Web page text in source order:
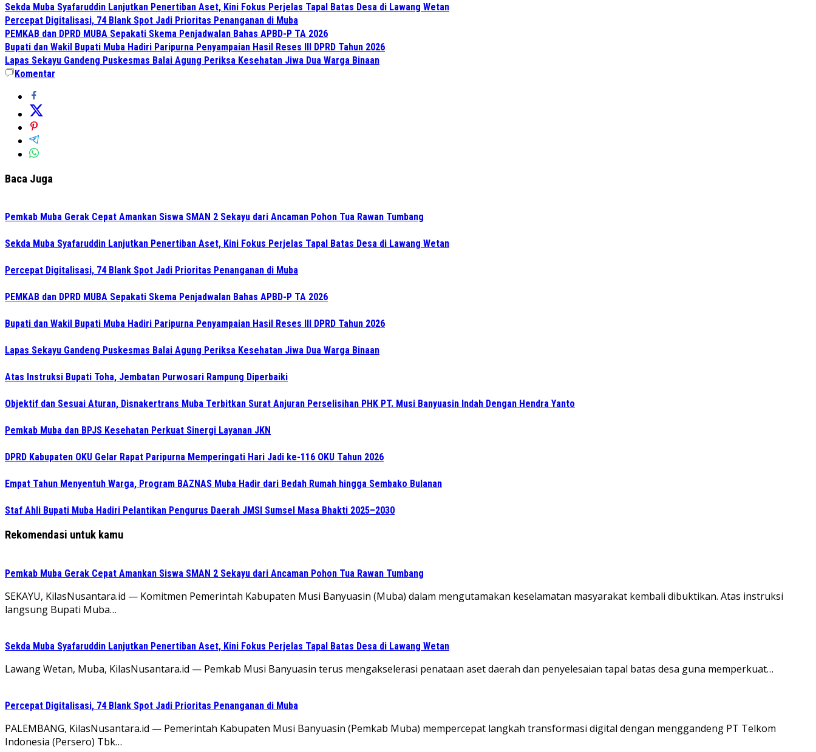
Sekda Muba Syafaruddin Lanjutkan Penertiban Aset, Kini Fokus Perjelas Tapal Batas Desa di Lawang Wetan
Percepat Digitalisasi, 74 Blank Spot Jadi Prioritas Penanganan di Muba
PEMKAB dan DPRD MUBA Sepakati Skema Penjadwalan Bahas APBD-P TA 2026
Bupati dan Wakil Bupati Muba Hadiri Paripurna Penyampaian Hasil Reses III DPRD Tahun 2026
Lapas Sekayu Gandeng Puskesmas Balai Agung Periksa Kesehatan Jiwa Dua Warga Binaan
Komentar
Baca Juga
Pemkab Muba Gerak Cepat Amankan Siswa SMAN 2 Sekayu dari Ancaman Pohon Tua Rawan Tumbang
Sekda Muba Syafaruddin Lanjutkan Penertiban Aset, Kini Fokus Perjelas Tapal Batas Desa di Lawang Wetan
Percepat Digitalisasi, 74 Blank Spot Jadi Prioritas Penanganan di Muba
PEMKAB dan DPRD MUBA Sepakati Skema Penjadwalan Bahas APBD-P TA 2026
Bupati dan Wakil Bupati Muba Hadiri Paripurna Penyampaian Hasil Reses III DPRD Tahun 2026
Lapas Sekayu Gandeng Puskesmas Balai Agung Periksa Kesehatan Jiwa Dua Warga Binaan
Atas Instruksi Bupati Toha, Jembatan Purwosari Rampung Diperbaiki
Objektif dan Sesuai Aturan, Disnakertrans Muba Terbitkan Surat Anjuran Perselisihan PHK PT. Musi Banyuasin Indah Dengan Hendra Yanto
Pemkab Muba dan BPJS Kesehatan Perkuat Sinergi Layanan JKN
DPRD Kabupaten OKU Gelar Rapat Paripurna Memperingati Hari Jadi ke-116 OKU Tahun 2026
Empat Tahun Menyentuh Warga, Program BAZNAS Muba Hadir dari Bedah Rumah hingga Sembako Bulanan
Staf Ahli Bupati Muba Hadiri Pelantikan Pengurus Daerah JMSI Sumsel Masa Bhakti 2025–2030
Rekomendasi untuk kamu
Pemkab Muba Gerak Cepat Amankan Siswa SMAN 2 Sekayu dari Ancaman Pohon Tua Rawan Tumbang
SEKAYU, KilasNusantara.id — Komitmen Pemerintah Kabupaten Musi Banyuasin (Muba) dalam mengutamakan keselamatan masyarakat kembali dibuktikan. Atas instruksi
langsung Bupati Muba…
Sekda Muba Syafaruddin Lanjutkan Penertiban Aset, Kini Fokus Perjelas Tapal Batas Desa di Lawang Wetan
Lawang Wetan, Muba, KilasNusantara.id — Pemkab Musi Banyuasin terus mengakselerasi penataan aset daerah dan penyelesaian tapal batas desa guna memperkuat…
Percepat Digitalisasi, 74 Blank Spot Jadi Prioritas Penanganan di Muba
PALEMBANG, KilasNusantara.id — Pemerintah Kabupaten Musi Banyuasin (Pemkab Muba) mempercepat langkah transformasi digital dengan menggandeng PT Telkom
Indonesia (Persero) Tbk…